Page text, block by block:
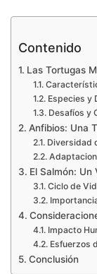
Contenido
Las Tortugas
Especies y
Desafíos y
Anfibios: Una
Diversidad
El Salmón: Un
Ciclo de
Impacto
Esfuerzos
Conclusión